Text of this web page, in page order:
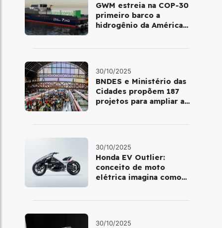
GWM estreia na COP-30
primeiro barco a
hidrogênio da América
30/10/2025
BNDES e Ministério das
Cidades propõem 187
projetos para ampliar a
30/10/2025
Honda EV Outlier:
conceito de moto
elétrica imagina como
30/10/2025